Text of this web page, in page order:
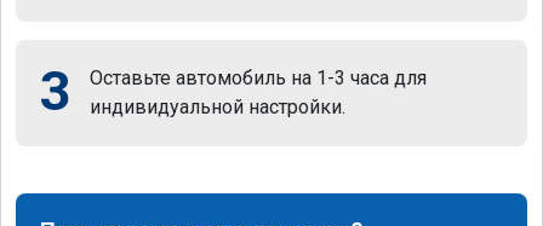
3
Оставьте автомобиль на 1-3 часа для
индивидуальной настройки.